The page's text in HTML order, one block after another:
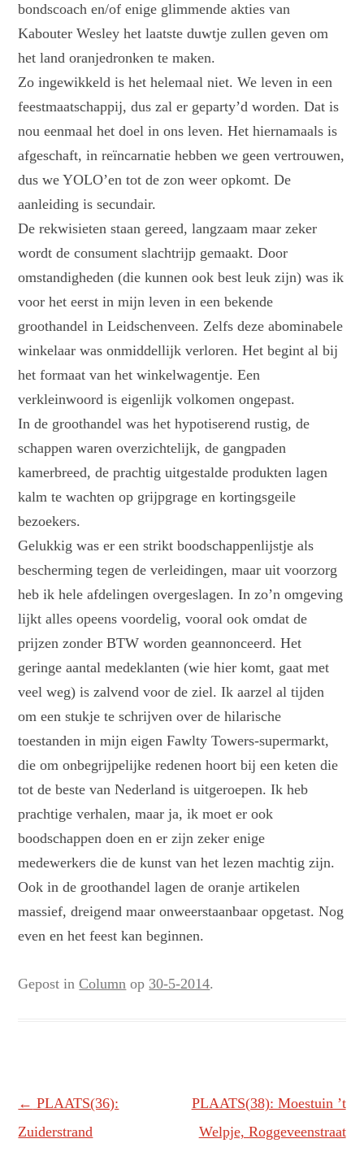
bondscoach en/of enige glimmende akties van
Kabouter Wesley het laatste duwtje zullen geven om
het land oranjedronken te maken.
Zo ingewikkeld is het helemaal niet. We leven in een
feestmaatschappij, dus zal er geparty’d worden. Dat is
nou eenmaal het doel in ons leven. Het hiernamaals is
afgeschaft, in reïncarnatie hebben we geen vertrouwen,
dus we YOLO’en tot de zon weer opkomt. De
aanleiding is secundair.
De rekwisieten staan gereed, langzaam maar zeker
wordt de consument slachtrijp gemaakt. Door
omstandigheden (die kunnen ook best leuk zijn) was ik
voor het eerst in mijn leven in een bekende
groothandel in Leidschenveen. Zelfs deze abominabele
winkelaar was onmiddellijk verloren. Het begint al bij
het formaat van het winkelwagentje. Een
verkleinwoord is eigenlijk volkomen ongepast.
In de groothandel was het hypotiserend rustig, de
schappen waren overzichtelijk, de gangpaden
kamerbreed, de prachtig uitgestalde produkten lagen
kalm te wachten op grijpgrage en kortingsgeile
bezoekers.
Gelukkig was er een strikt boodschappenlijstje als
bescherming tegen de verleidingen, maar uit voorzorg
heb ik hele afdelingen overgeslagen. In zo’n omgeving
lijkt alles opeens voordelig, vooral ook omdat de
prijzen zonder BTW worden geannonceerd. Het
geringe aantal medeklanten (wie hier komt, gaat met
veel weg) is zalvend voor de ziel. Ik aarzel al tijden
om een stukje te schrijven over de hilarische
toestanden in mijn eigen Fawlty Towers-supermarkt,
die om onbegrijpelijke redenen hoort bij een keten die
tot de beste van Nederland is uitgeroepen. Ik heb
prachtige verhalen, maar ja, ik moet er ook
boodschappen doen en er zijn zeker enige
medewerkers die de kunst van het lezen machtig zijn.
Ook in de groothandel lagen de oranje artikelen
massief, dreigend maar onweerstaanbaar opgetast. Nog
even en het feest kan beginnen.
Gepost inColumn op 30-5-2014.
Berichtnavigatie
← PLAATS(36):
Zuiderstrand
PLAATS(38): Moestuin ’t
Welpje, Roggeveenstraat